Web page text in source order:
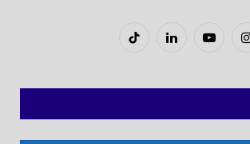
إنستغراميوتيوب لينكدود
تيك